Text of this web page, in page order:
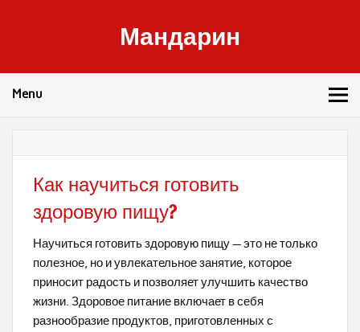
Мандарин
Menu
Как научиться готовить
здоровую пищу?
Научиться готовить здоровую пищу — это не только
полезное, но и увлекательное занятие, которое
приносит радость и позволяет улучшить качество
жизни. Здоровое питание включает в себя
разнообразие продуктов, приготовленных с